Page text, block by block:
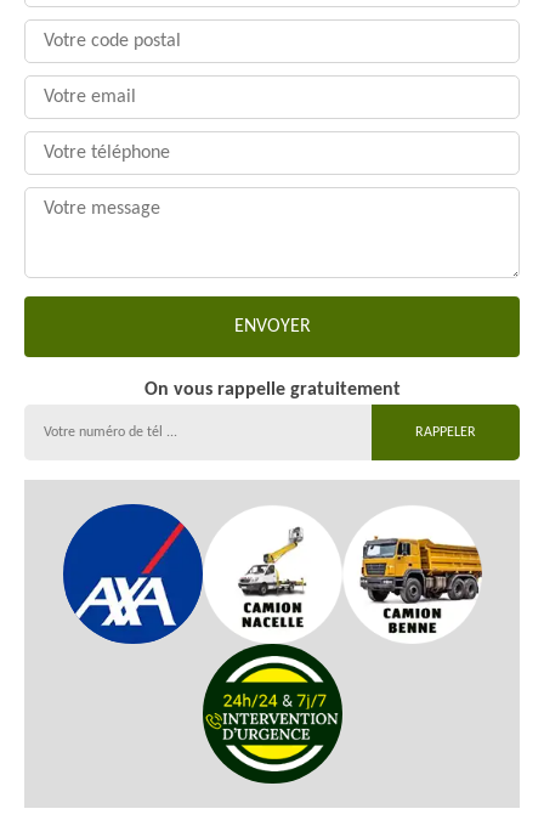
On vous rappelle gratuitement